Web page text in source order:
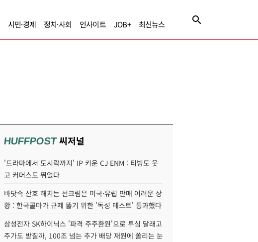
시민·경제 정치·사회 인사이트 JOB+ 최신뉴스
HUFFPOST씨저널
'드라마에서 도시락까지' IP 키운 CJ ENM : 티빙도 웃
고 커머스도 뛰었다
바닷속 산호 해치는 선크림은 미국·유럽 판매 어려운 상
황 : 한국콜마가 규제 뚫기 위한 '독성 테스트' 통과했다
삼성전자 SK하이닉스 '파격 주주환원'으로 투심 달래고
주가도 받칠까, 100조 넘는 추가 배당 재원에 쏠리는 눈